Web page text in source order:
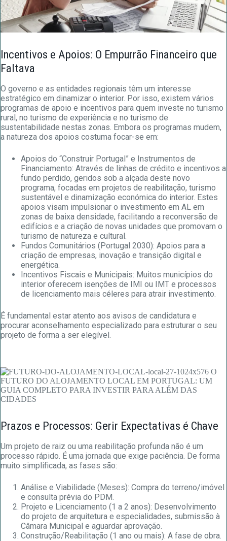
Incentivos e Apoios: O Empurrão Financeiro que
Faltava
O governo e as entidades regionais têm um interesse
estratégico em dinamizar o interior. Por isso, existem vários
programas de apoio e incentivos para quem investe no turismo
rural, no turismo de experiência e no turismo de
sustentabilidade nestas zonas. Embora os programas mudem,
a natureza dos apoios costuma focar-se em:
Apoios do “Construir Portugal” e Instrumentos de
Financiamento: Através de linhas de crédito e incentivos a
fundo perdido, geridos sob a alçada deste novo
programa, focadas em projetos de reabilitação, turismo
sustentável e dinamização económica do interior. Estes
apoios visam impulsionar o investimento em AL em
zonas de baixa densidade, facilitando a reconversão de
edifícios e a criação de novas unidades que promovam o
turismo de natureza e cultural.
Fundos Comunitários (Portugal 2030): Apoios para a
criação de empresas, inovação e transição digital e
energética.
Incentivos Fiscais e Municipais: Muitos municípios do
interior oferecem isenções de IMI ou IMT e processos
de licenciamento mais céleres para atrair investimento.
É fundamental estar atento aos avisos de candidatura e
procurar aconselhamento especializado para estruturar o seu
projeto de forma a ser elegível.
Prazos e Processos: Gerir Expectativas é Chave
Um projeto de raiz ou uma reabilitação profunda não é um
processo rápido. É uma jornada que exige paciência. De forma
muito simplificada, as fases são:
Análise e Viabilidade (Meses): Compra do terreno/imóvel
e consulta prévia do PDM.
Projeto e Licenciamento (1 a 2 anos): Desenvolvimento
do projeto de arquitetura e especialidades, submissão à
Câmara Municipal e aguardar aprovação.
Construção/Reabilitação (1 ano ou mais): A fase de obra.